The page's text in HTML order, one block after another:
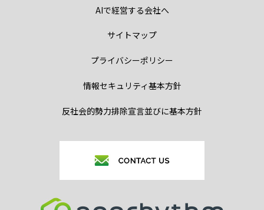
AIで経営する会社へ
サイトマップ
プライバシーポリシー
情報セキュリティ基本方針
反社会的勢力排除宣言並びに基本方針